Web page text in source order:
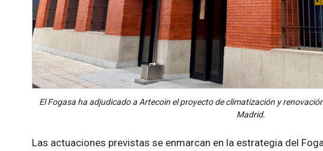
El Fogasa ha adjudicado a Artecoin el proyecto de climatización y
Madrid.
Las actuaciones previstas se enmarcan en la estrategia del